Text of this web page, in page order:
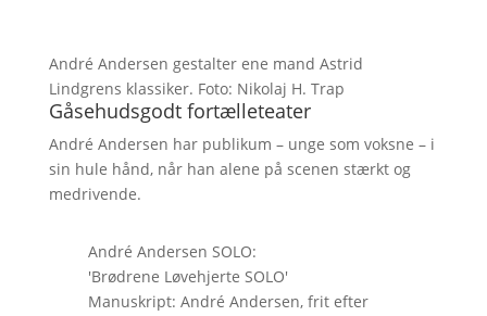
André Andersen gestalter ene mand Astrid
Lindgrens klassiker. Foto: Nikolaj H. Trap
Gåsehudsgodt fortælleteater
André Andersen har publikum – unge som voksne – i
sin hule hånd, når han alene på scenen stærkt og
medrivende.
André Andersen SOLO:
'Brødrene Løvehjerte SOLO'
Manuskript: André Andersen, frit efter